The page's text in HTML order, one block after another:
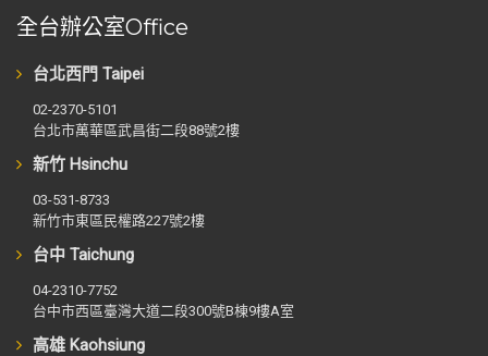
全台辦公室Office
台北西門 Taipei
02-2370-5101
台北市萬華區武昌街二段88號2樓
新竹 Hsinchu
03-531-8733
新竹市東區民權路227號2樓
台中 Taichung
04-2310-7752
台中市西區臺灣大道二段300號B棟9樓A室
高雄 Kaohsiung